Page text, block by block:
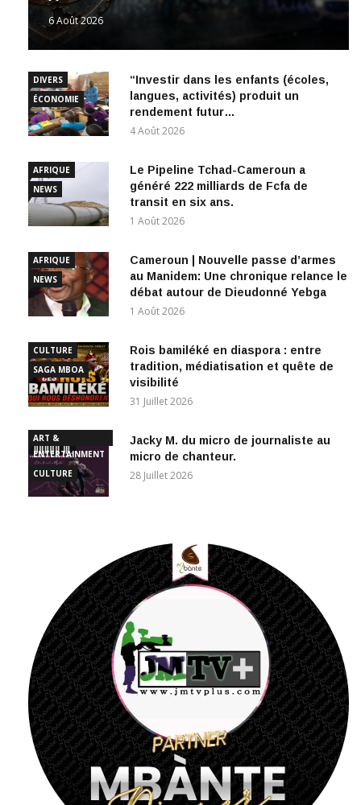
6 Août 2026
DIVERS
ÉCONOMIE
“Investir dans les enfants (écoles,
langues, activités) produit un
rendement futur…
4 Août 2026
AFRIQUE
NEWS
Le Pipeline Tchad-Cameroun a
généré 222 milliards de Fcfa de
transit en six ans.
1 Août 2026
AFRIQUE
NEWS
Cameroun | Nouvelle passe d’armes
au Manidem: Une chronique relance le
débat autour de Dieudonné Yebga
1 Août 2026
CULTURE
SAGA MBOA
Rois bamiléké en diaspora : entre
tradition, médiatisation et quête de
visibilité
31 Juillet 2026
ART &
ENTERTAINMENT
CULTURE
Jacky M. du micro de journaliste au
micro de chanteur.
28 Juillet 2026